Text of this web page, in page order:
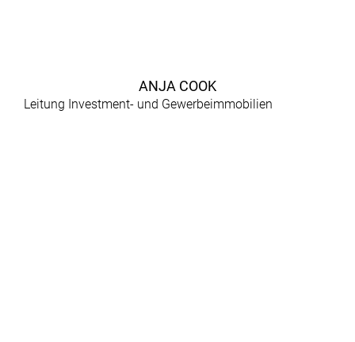
ANJA COOK
Leitung Investment- und Gewerbeimmobilien